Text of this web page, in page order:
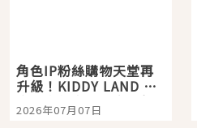
角色IP粉絲購物天堂再
升級！KIDDY LAND 原
宿店吉伊卡哇迎客，新
開幕 OMOKADO 店3分
2026年07月07日